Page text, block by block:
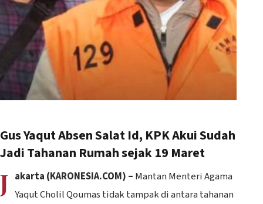
Gus Yaqut Absen Salat Id, KPK Akui Sudah
Jadi Tahanan Rumah sejak 19 Maret
J akarta (KARONESIA.COM) – Mantan Menteri Agama
Yaqut Cholil Qoumas tidak tampak di antara tahanan